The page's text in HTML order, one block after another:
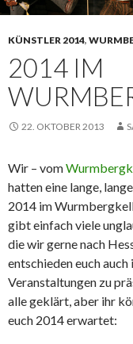
KÜNSTLER 2014,
2014 IM
22. OKTOBER 2013
Wir – vom
hatten eine lange,
2014 im
gibt einfach viele
die wir gerne nach
entschieden euch
Veranstaltungen zu
alle geklärt, aber ihr
euch 2014 erwartet: